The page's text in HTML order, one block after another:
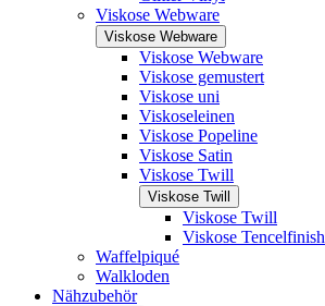
Viskose Webware
Viskose Webware
Viskose Webware
Viskose gemustert
Viskose uni
Viskoseleinen
Viskose Popeline
Viskose Satin
Viskose Twill
Viskose Twill
Viskose Twill
Viskose Tencelfinish
Waffelpiqué
Walkloden
Nähzubehör